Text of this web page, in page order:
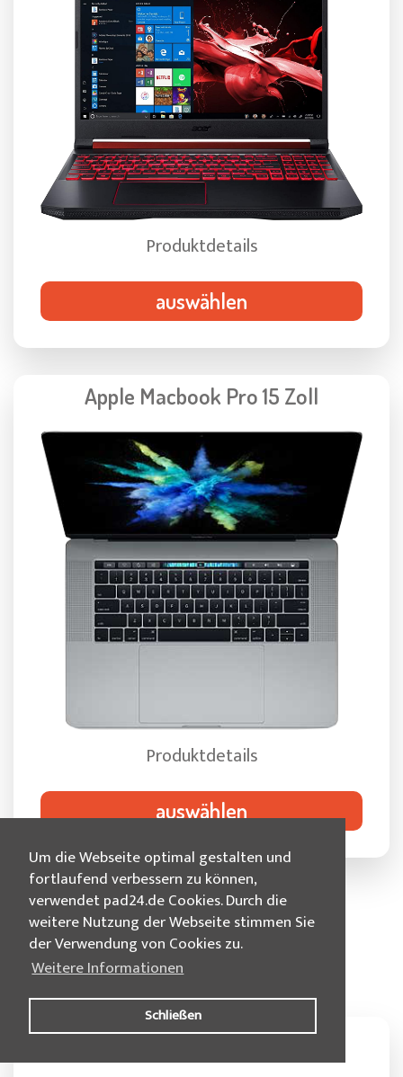
Um die Webseite optimal gestalten und
fortlaufend verbessern zu können,
verwendet pad24.de Cookies. Durch die
weitere Nutzung der Webseite stimmen Sie
der Verwendung von Cookies zu.
Weitere Informationen
Schließen
Produktdetails
auswählen
Apple Macbook Pro 15 Zoll
Produktdetails
auswählen
Zubehör und Services
1,5 GB LTE Simkarte